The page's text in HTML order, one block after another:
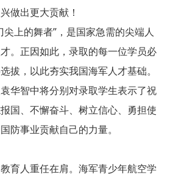
做出更大贡献！
上的舞者”，是国家急需的尖端人
。正因如此，录取的每一位学员必
拔，以此夯实我国海军人才基础。
华智中将分别对录取学生表示了祝
国、不懈奋斗、树立信心、勇担使
防事业贡献自己的力量。
育人重任在肩。海军青少年航空学